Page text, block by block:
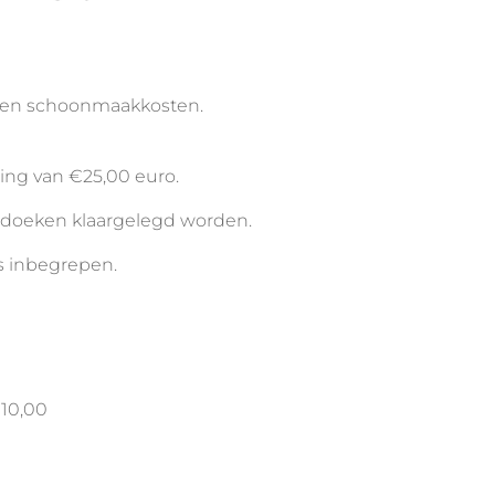
schoonmaakkosten.
van €25,00 euro.
klaargelegd worden.
inbegrepen.